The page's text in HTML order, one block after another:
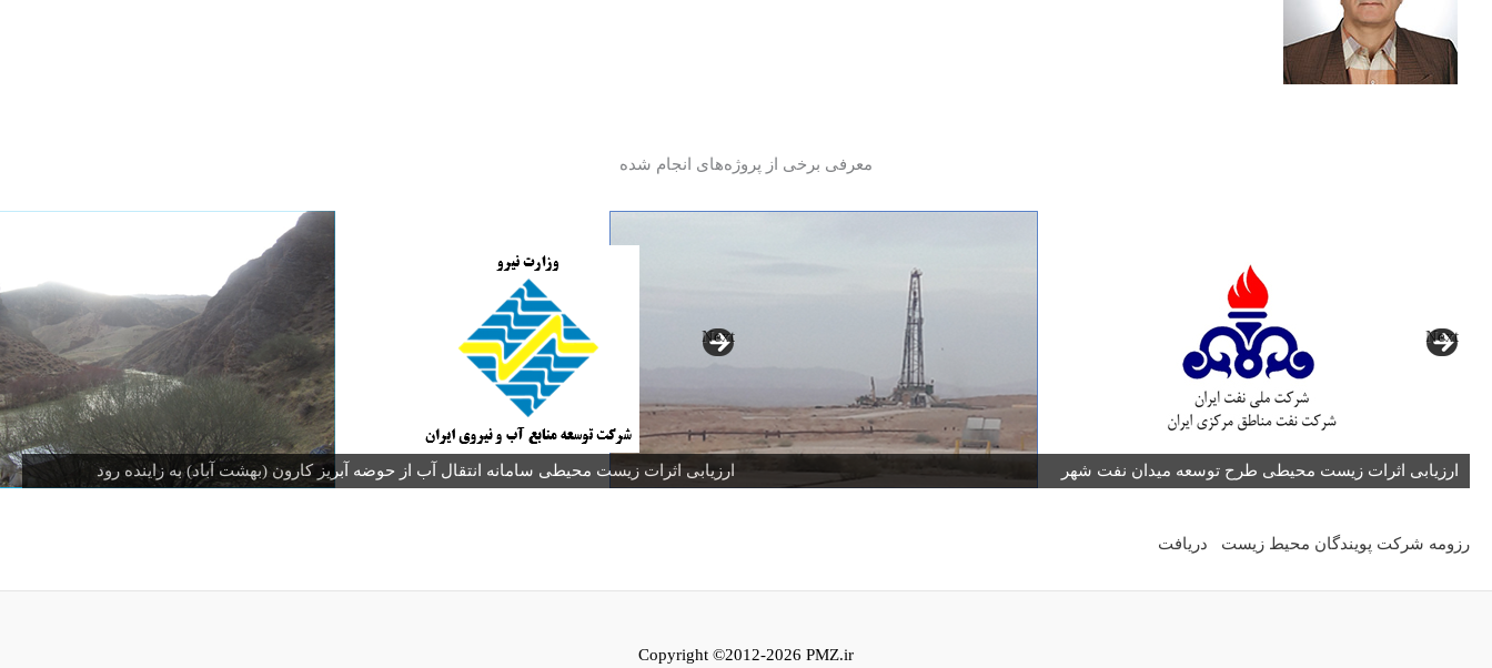
معرفی برخی از پروژه‌های انجام شده
ارزیابی اثرات زیست محیطی طرح توسعه میدان نفت شهر
Next
ارزیابی اثرات زیست محیطی سامانه انتقال آب از حوضه آبریز کارون (بهشت آباد) به زاینده رود
Next
رزومه شرکت پویندگان محیط زیست دریافت
Copyright ©2012-2026 PMZ.ir